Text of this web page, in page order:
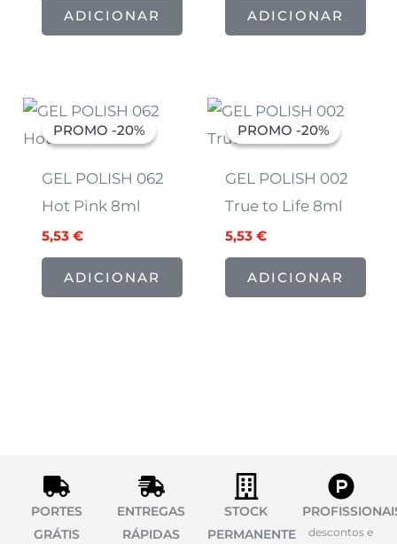
ADICIONAR ADICIONAR
PROMO -20%
PROMO -20%
GEL POLISH 062
Hot Pink 8ml
O
preço
original
6,91 €.
5,53 €
O
preço
atual
5,53 €.
ADICIONAR
PROMO -20%
PROMO -20%
GEL POLISH 002
True to Life 8ml
O
preço
original
6,91 €.
5,53€
O
preço
atual
5,53 €.
ADICIONAR
PORTES
GRÁTIS
ENTREGAS
RÁPIDAS
STOCK
PERMANENTE
descontos e